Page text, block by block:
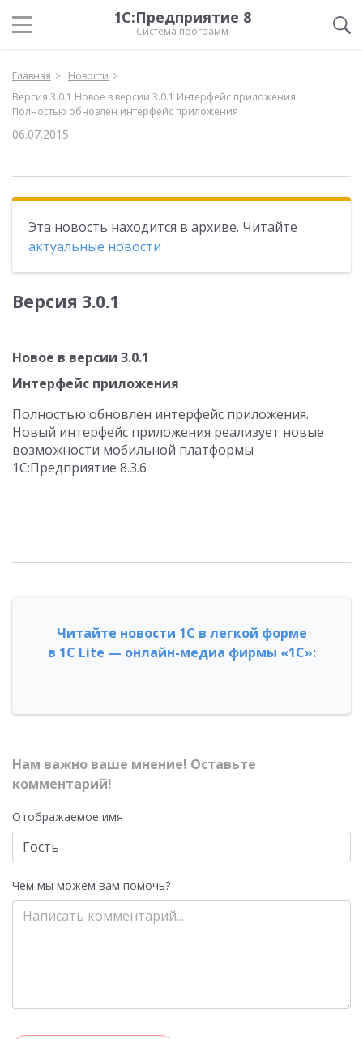
1С:Предприятие 8
Система программ
Главная
Новости
Версия 3.0.1 Новое в версии 3.0.1 Интерфейс приложения
Полностью обновлен интерфейс приложения
06.07.2015
Эта новость находится в архиве. Читайте
актуальные новости
Версия 3.0.1
Новое в версии 3.0.1
Интерфейс приложения
Полностью обновлен интерфейс приложения.
Новый интерфейс приложения реализует новые
возможности мобильной платформы
1С:Предприятие 8.3.6
Читайте новости 1С в легкой форме
в 1С Lite — онлайн-медиа фирмы «1С»:
Нам важно ваше мнение! Оставьте
комментарий!
Отображаемое имя
Чем мы можем вам помочь?